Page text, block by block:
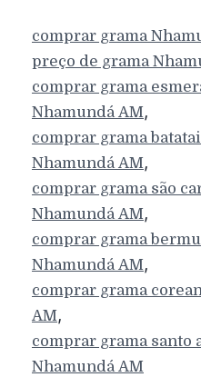
comprar grama
preço de grama
comprar grama
Nhamundá AM,
comprar grama
Nhamundá AM,
comprar grama são
Nhamundá AM,
comprar grama
Nhamundá AM,
comprar grama
AM,
comprar grama santo
Nhamundá AM